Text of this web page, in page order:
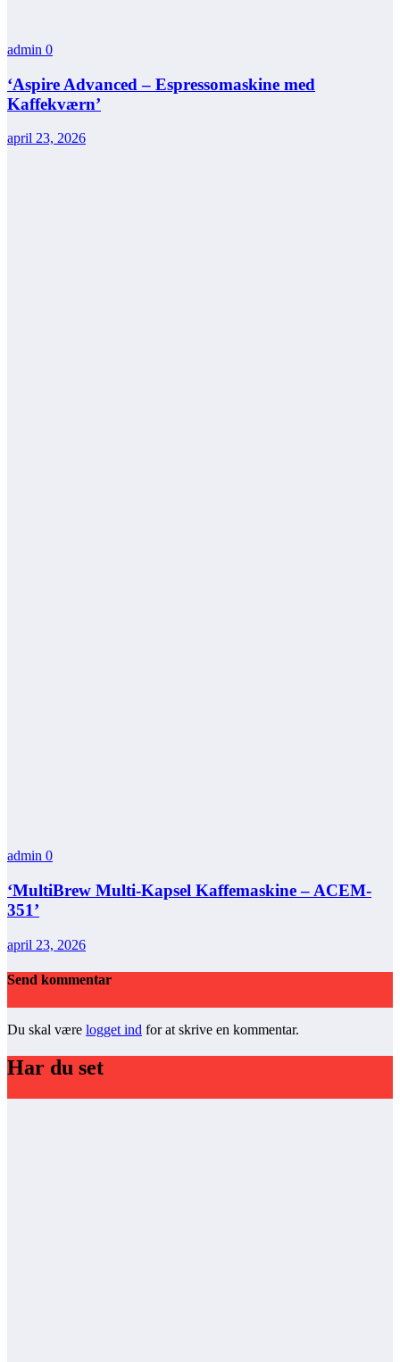
admin 0
‘Aspire Advanced – Espressomaskine med
Kaffekværn’
april 23, 2026
admin 0
‘MultiBrew Multi-Kapsel Kaffemaskine – ACEM-
351’
april 23, 2026
Send kommentar
Du skal være logget ind for at skrive en kommentar.
Har du set